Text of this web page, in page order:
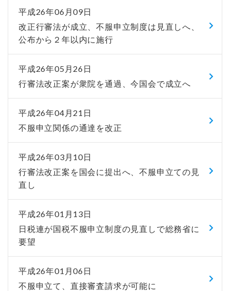
平成26年06月09日
改正行審法が成立、不服申立制度は見直しへ、
公布から２年以内に施行
平成26年05月26日
行審法改正案が衆院を通過、今国会で成立へ
平成26年04月21日
不服申立関係の通達を改正
平成26年03月10日
行審法改正案を国会に提出へ、不服申立ての見
直し
平成26年01月13日
日税連が国税不服申立制度の見直しで総務省に
要望
平成26年01月06日
不服申立て、直接審査請求が可能に